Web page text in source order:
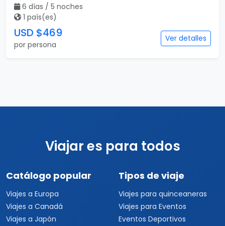
6 días / 5 noches
1 país(es)
USD $469
por persona
Ver detalles
Viajar es para todos
Catálogo popular
Viajes a Europa
Viajes a Canadá
Viajes a Japón
Tipos de viaje
Viajes para quinceaneras
Viajes para Eventos
Eventos Deportivos